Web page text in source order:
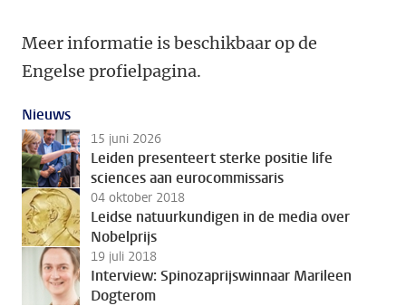
Meer informatie is beschikbaar op de
Engelse profielpagina.
Nieuws
15 juni 2026
Leiden presenteert sterke positie life
sciences aan eurocommissaris
04 oktober 2018
Leidse natuurkundigen in de media over
Nobelprijs
19 juli 2018
Interview: Spinozaprijswinnaar Marileen
Dogterom